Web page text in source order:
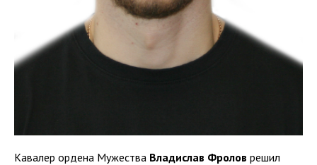
Кавалер ордена Мужества Владислав Фролов решил